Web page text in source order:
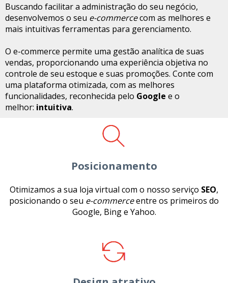
Buscando facilitar a administração do seu negócio,
desenvolvemos o seu e-commercecom as melhores e
mais intuitivas ferramentas para gerenciamento.
O e-commerce permite uma gestão analítica de suas
vendas, proporcionando uma experiência objetiva no
controle de seu estoque e suas promoções. Conte com
uma plataforma otimizada, com as melhores
funcionalidades, reconhecida pelo Google e o
melhor: intuitiva.
Posicionamento
Otimizamos a sua loja virtual com o nosso serviço SEO,
posicionando o seu e-commerceentre os primeiros do
Google, Bing e Yahoo.